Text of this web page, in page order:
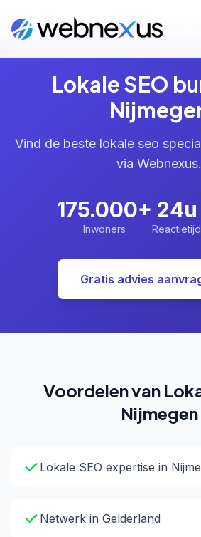
Home Diensten Lokale SEO
Lokale SEO
Vind de beste lokale seo
via Webnexus.
175.000+
Inwoners
24u
Reactietijd
Gratis advies
Voordelen van
Nijmegen
Lokale SEO expertise in
Netwerk in Gelderland